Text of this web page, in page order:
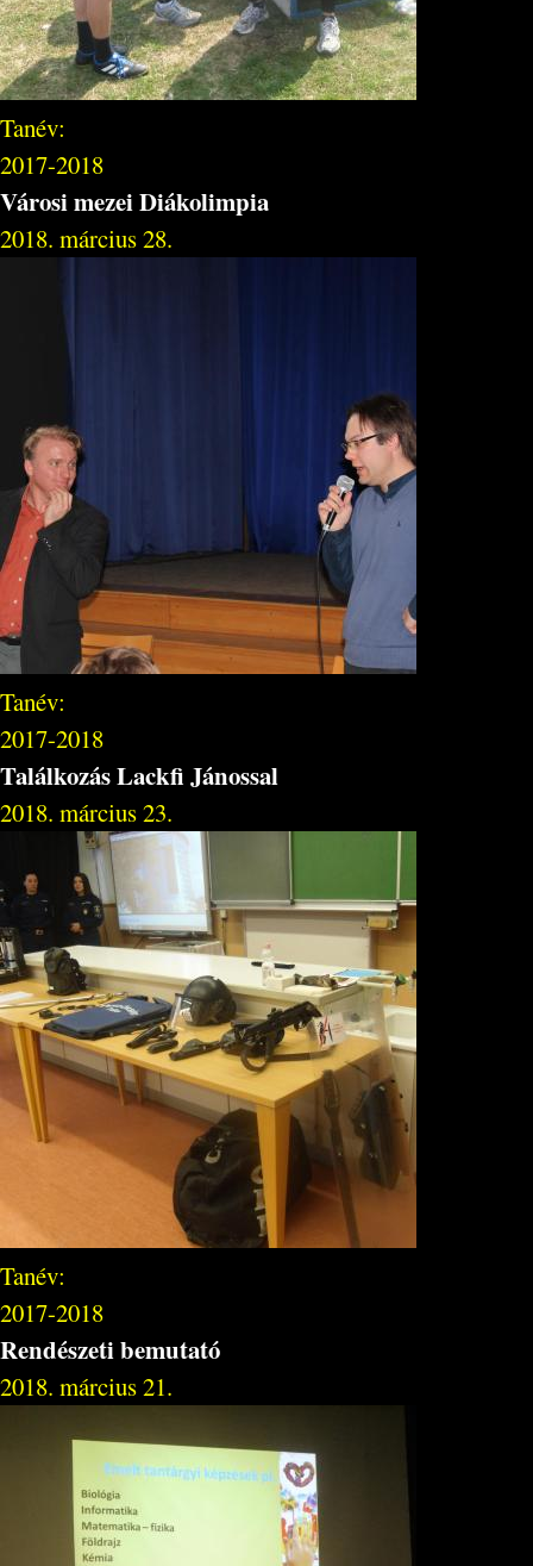
Tanév:
2017-2018
Városi mezei Diákolimpia
2018. március 28.
Tanév:
2017-2018
Találkozás Lackfi Jánossal
2018. március 23.
Tanév:
2017-2018
Rendészeti bemutató
2018. március 21.